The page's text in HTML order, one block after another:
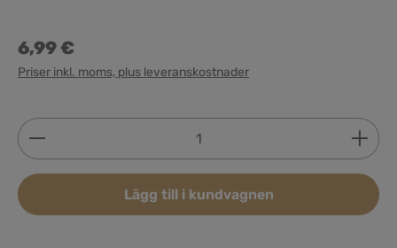
6,99 €
Priser inkl. moms, plus leveranskostnader
Produktkvantitet: Ange önskat belopp eller
Lägg till i kundvagnen